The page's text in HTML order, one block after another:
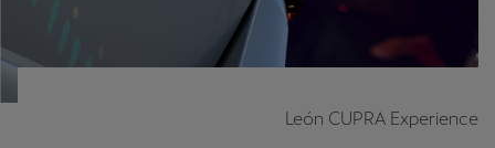
León CUPRA Experience